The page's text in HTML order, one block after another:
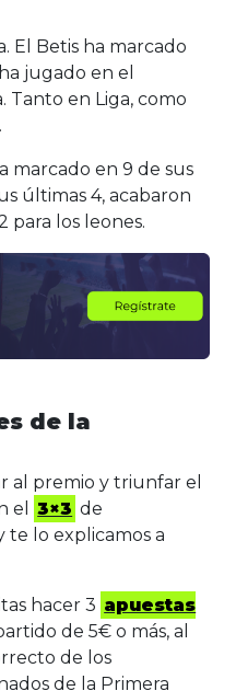
El Betis ha marcado
jugado en el
Tanto en Liga, como
.
marcado en 9 de sus
últimas 4, acabaron
para los leones.
de la
al premio y triunfar el
el
3×3 de
te lo explicamos a
hacer 3 apuestas
de 5€ o más, al
de los
de la Primera